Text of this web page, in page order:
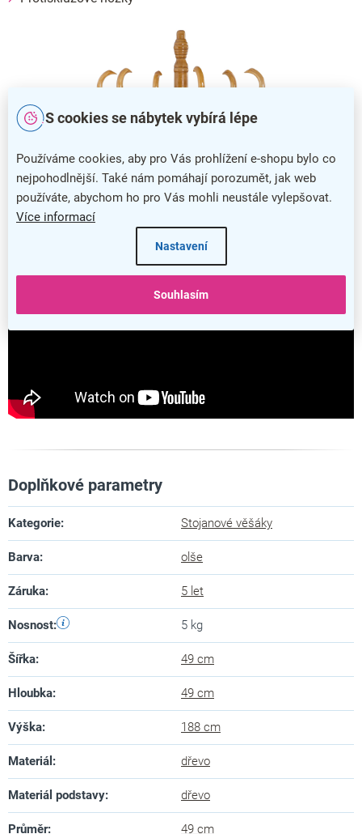
S cookies se nábytek vybírá lépe
Používáme cookies, aby pro Vás prohlížení e-shopu bylo co
nejpohodlnější. Také nám pomáhají porozumět, jak web
používáte, abychom ho pro Vás mohli neustále vylepšovat.
Více informací
Nastavení
Souhlasím
Stojanový věšák Classic v odstínu olše
Doplňkové parametry
Kategorie: Stojanové věšáky
Barva: olše
Záruka: 5 let
Nosnost: 5 kg
Šířka: 49 cm
Hloubka: 49 cm
Výška: 188 cm
Materiál : dřevo
Materiál podstavy: dřevo
Průměr: 49 cm